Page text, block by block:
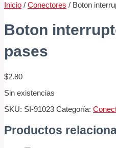
Inicio / Conectores / Boton
Boton
pases
$2.80
Sin existencias
SKU: SI-91023 Categoría:
Productos